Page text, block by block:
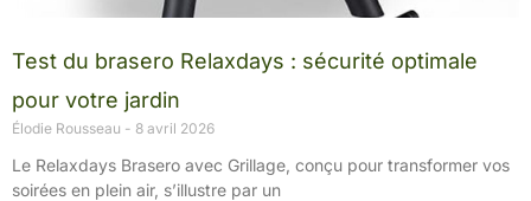
Test du brasero Relaxdays : sécurité optimale
pour votre jardin
Élodie Rousseau 8 avril 2026
Le Relaxdays Brasero avec Grillage, conçu pour transformer vos
soirées en plein air, s’illustre par un